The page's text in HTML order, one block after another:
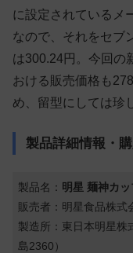
に設定されているメ
なので、それをセブ
は300.24円。今回の
おける販売価格も
め、留型にしては珍
製品詳細情報・
製品名： 明星 麺神カ
販売者：明星食品株式
製造所：東日本明星株
島2360）